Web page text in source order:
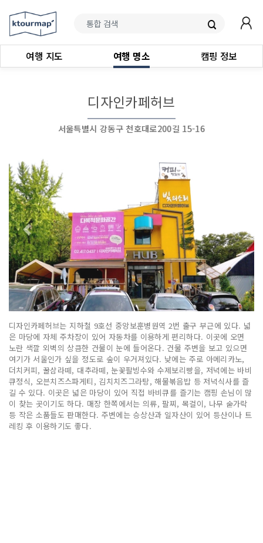
여행 지도 여행 명소 캠핑 정보
디자인카페허브
서울특별시 강동구 천호대로200길 15-16
디자인카페허브는 지하철 9호선 중앙보훈병원역 2번 출구 부근에 있다. 넓
은 마당에 자체 주차장이 있어 자동차를 이용하게 편리하다. 이곳에 오면
노란 색깔 외벽의 상큼한 건물이 눈에 들어온다. 건물 주변을 보고 있으면
여기가 서울인가 싶을 정도로 숲이 우거져있다. 낮에는 주로 아메리카노,
더치커피, 꿀삼라떼, 대추라떼, 눈꽃팔빙수와 수제보리빵을, 저녁에는 바비
큐정식, 오븐치즈스파게티, 김치치즈그라탕, 해물볶음밥 등 저녁식사를 즐
길 수 있다. 이곳은 넓은 마당이 있어 직접 바비큐를 즐기는 캠핑 손님이 많
이 찾는 곳이기도 하다. 매장 한쪽에서는 의류, 팔찌, 목걸이, 나무 숟가락
등 작은 소품들도 판매한다. 주변에는 승상산과 일자산이 있어 등산이나 트
레킹 후 이용하기도 좋다.